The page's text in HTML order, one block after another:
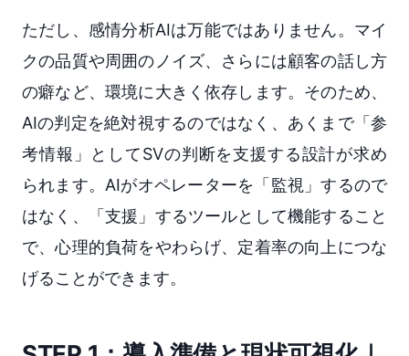
ただし、感情分析AIは万能ではありません。マイ
クの品質や周囲のノイズ、さらには顧客の話し方
の癖など、環境に大きく依存します。そのため、
AIの判定を絶対視するのではなく、あくまで「参
考情報」としてSVの判断を支援する設計が求め
られます。AIがオペレーターを「監視」するので
はなく、「支援」するツールとして機能すること
で、心理的負荷をやわらげ、定着率の向上につな
げることができます。